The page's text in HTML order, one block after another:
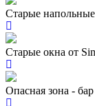
Старые
Старые окна от
Опасная зона -